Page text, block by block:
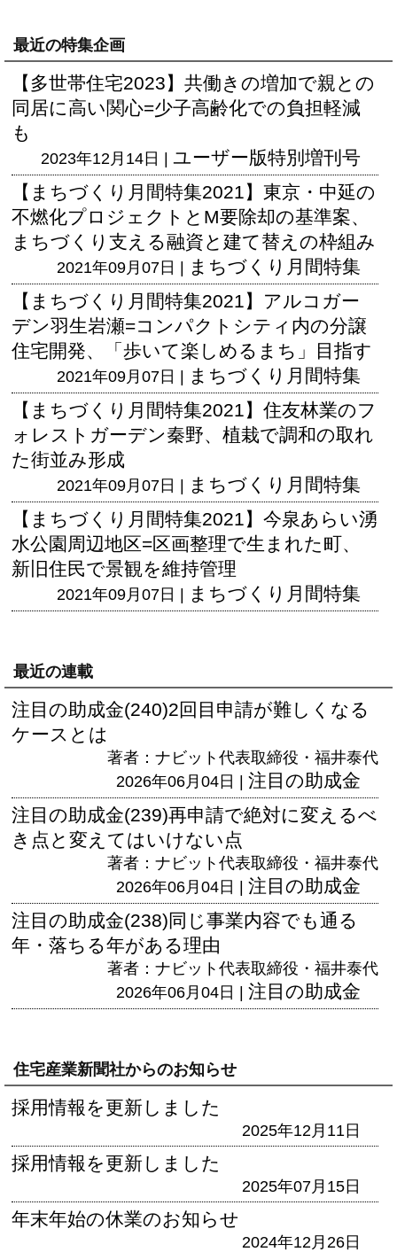
最近の特集企画
【多世帯住宅2023】共働きの増加で親との
同居に高い関心=少子高齢化での負担軽減
も
2023年12月14日 | ユーザー版特別増刊号
【まちづくり月間特集2021】東京・中延の
不燃化プロジェクトとM要除却の基準案、
まちづくり支える融資と建て替えの枠組み
2021年09月07日 | まちづくり月間特集
【まちづくり月間特集2021】アルコガー
デン羽生岩瀬=コンパクトシティ内の分譲
住宅開発、「歩いて楽しめるまち」目指す
2021年09月07日 | まちづくり月間特集
【まちづくり月間特集2021】住友林業のフ
ォレストガーデン秦野、植栽で調和の取れ
た街並み形成
2021年09月07日 | まちづくり月間特集
【まちづくり月間特集2021】今泉あらい湧
水公園周辺地区=区画整理で生まれた町、
新旧住民で景観を維持管理
2021年09月07日 | まちづくり月間特集
最近の連載
注目の助成金(240)2回目申請が難しくなる
ケースとは
著者：ナビット代表取締役・福井泰代
2026年06月04日 | 注目の助成金
注目の助成金(239)再申請で絶対に変えるべ
き点と変えてはいけない点
著者：ナビット代表取締役・福井泰代
2026年06月04日 | 注目の助成金
注目の助成金(238)同じ事業内容でも通る
年・落ちる年がある理由
著者：ナビット代表取締役・福井泰代
2026年06月04日 | 注目の助成金
住宅産業新聞社からのお知らせ
採用情報を更新しました
2025年12月11日
採用情報を更新しました
2025年07月15日
年末年始の休業のお知らせ
2024年12月26日